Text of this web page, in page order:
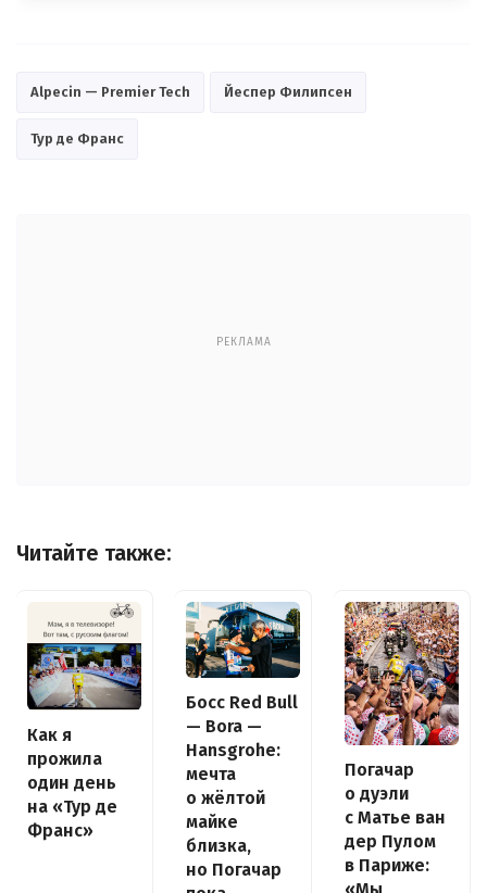
Alpecin — Premier Tech Йеспер Филипсен
Тур де Франс
РЕКЛАМА
Читайте также:
Как я
прожила
один день
на «Тур де
Франс»
Босс Red Bull
— Bora —
Hansgrohe:
мечта
о жёлтой
майке
близка,
но Погачар
Погачар
о дуэли
с Матье ван
дер Пулом
в Париже:
«Мы